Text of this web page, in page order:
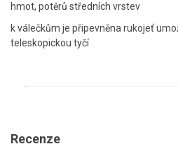
hmot, potěrů středních vrstev
k válečkům je připevněna rukojeť
teleskopickou tyčí
Recenze